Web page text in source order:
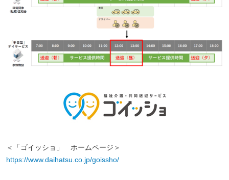
＜「ゴイッショ」 ホームページ＞
https://www.daihatsu.co.jp/goissho/